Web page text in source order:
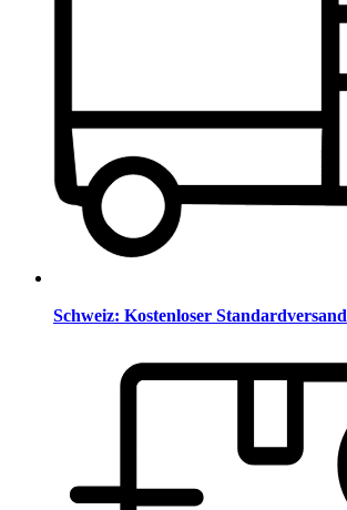
Schweiz: Kostenloser Standardversand